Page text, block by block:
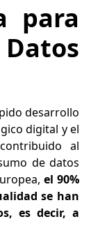
para
desarrollo
digital y el
al
de datos
el 90%
se han
es decir, a